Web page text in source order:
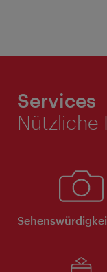
Services
Nützliche